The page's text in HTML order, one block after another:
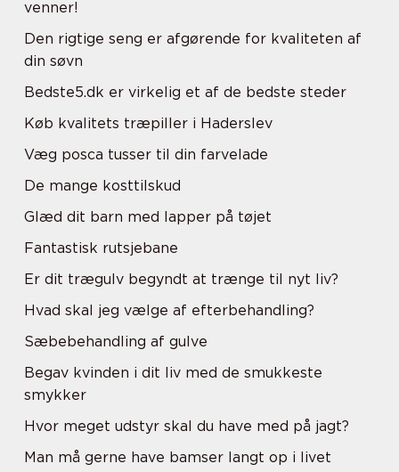
venner!
Den rigtige seng er afgørende for kvaliteten af
din søvn
Bedste5.dk er virkelig et af de bedste steder
Køb kvalitets træpiller i Haderslev
Væg posca tusser til din farvelade
De mange kosttilskud
Glæd dit barn med lapper på tøjet
Fantastisk rutsjebane
Er dit trægulv begyndt at trænge til nyt liv?
Hvad skal jeg vælge af efterbehandling?
Sæbebehandling af gulve
Begav kvinden i dit liv med de smukkeste
smykker
Hvor meget udstyr skal du have med på jagt?
Man må gerne have bamser langt op i livet